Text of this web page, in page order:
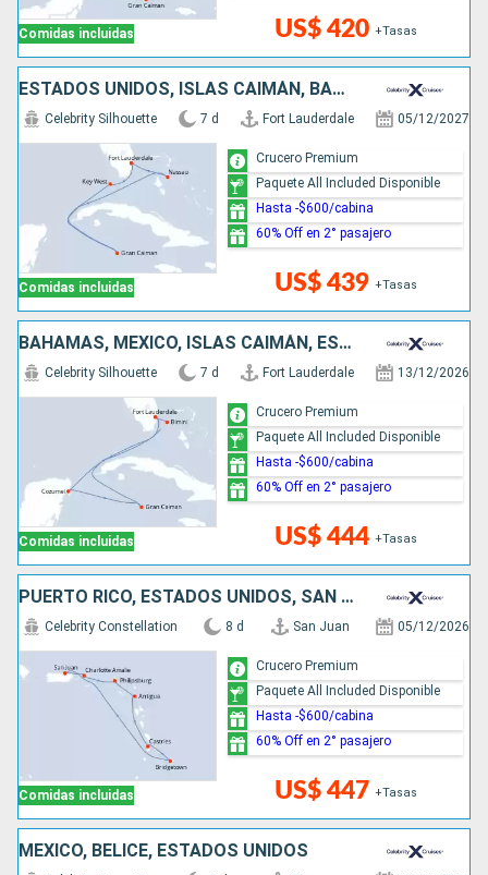
Comidas incluidas US$ 420 +Tasas
ESTADOS UNIDOS, ISLAS CAIMÁN, BAHAMAS
Comidas incluidas
Celebrity Silhouette 7 d Fort Lauderdale 05/12/2027
US$ 439 +Tasas
Crucero Premium
Paquete All Included Disponible
Hasta -$600/cabina
60% Off en 2° pasajero
BAHAMAS, MÉXICO, ISLAS CAIMÁN, ESTADOS UNIDOS
Comidas incluidas
Celebrity Silhouette 7 d Fort Lauderdale 13/12/2026
US$ 444 +Tasas
Crucero Premium
Paquete All Included Disponible
Hasta -$600/cabina
60% Off en 2° pasajero
PUERTO RICO, ESTADOS UNIDOS, SAN MARTÍN, ANTIGUA Y BARBUDA, SANTA LUCIA, BARBADOS
Comidas incluidas
Celebrity Constellation 8 d San Juan 05/12/2026
US$ 447 +Tasas
Crucero Premium
Paquete All Included Disponible
Hasta -$600/cabina
60% Off en 2° pasajero
MÉXICO, BELICE, ESTADOS UNIDOS